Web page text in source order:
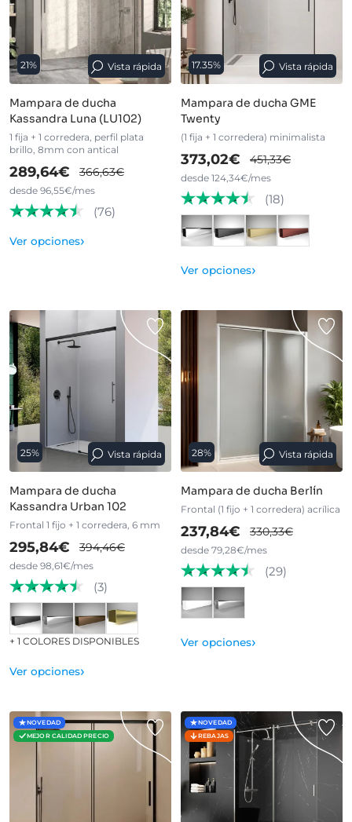
21% Vista rápida
Mampara de ducha
Kassandra Luna (LU102)
1 fija + 1 corredera, perfil plata
brillo, 8mm con antical
289,64€ 366,63€
desde 96,55€/mes
(76)
Ver opciones›
17.35% Vista rápida
Mampara de ducha GME
Twenty
(1 fija + 1 corredera) minimalista
373,02€ 451,33€
desde 124,34€/mes
(18)
Ver opciones›
25% Vista rápida
Mampara de ducha
Kassandra Urban 102
Frontal 1 fijo + 1 corredera, 6 mm
295,84€ 394,46€
desde 98,61€/mes
(3)
+ 1 COLORES DISPONIBLES
Ver opciones›
28% Vista rápida
Mampara de ducha Berlín
Frontal (1 fijo + 1 corredera) acrílica
237,84€ 330,33€
desde 79,28€/mes
(29)
Ver opciones›
NOVEDAD
MEJOR CALIDAD PRECIO
NOVEDAD
REBAJAS